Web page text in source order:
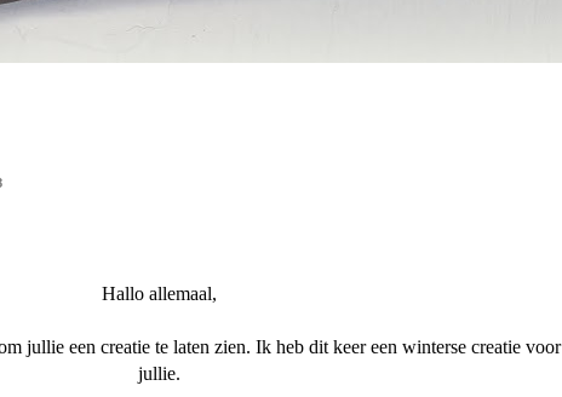
Hallo allemaal,
jullie een creatie te laten zien. Ik heb dit keer een winterse creatie voor
jullie.